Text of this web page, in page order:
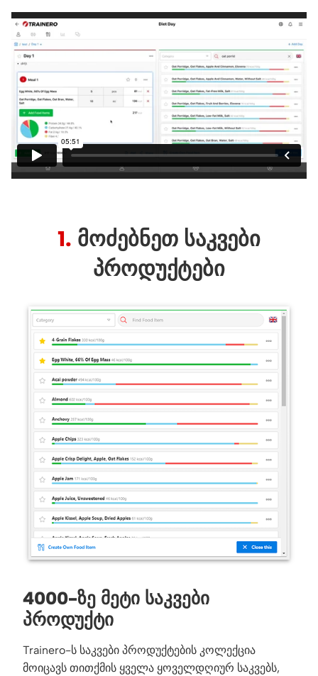
1. ᲛᲝᲫᲔᲑᲜᲔᲗ ᲡᲐᲙᲕᲔᲑᲘ
ᲞᲠᲝᲓᲣᲥᲢᲔᲑᲘ
4000-ᲖᲔ ᲛᲔᲢᲘ ᲡᲐᲙᲕᲔᲑᲘ
ᲞᲠᲝᲓᲣᲥᲢᲘ
Trainero-ს საკვები პროდუქტების კოლექცია
მოიცავს თითქმის ყველა ყოველდღიურ საკვებს,